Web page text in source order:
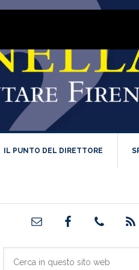
IL PUNTO DEL DIRETTORE
Barra
primaria